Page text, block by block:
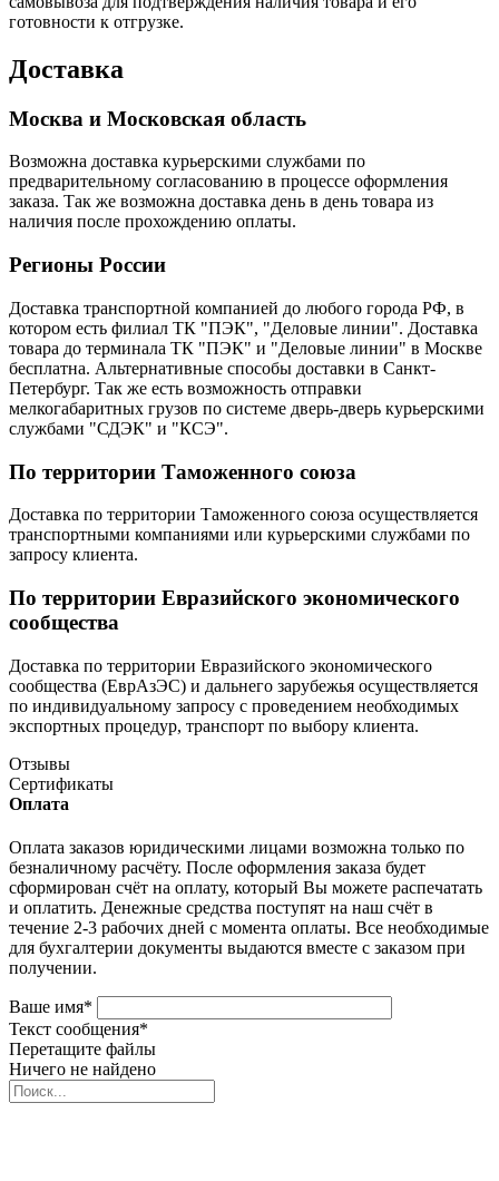
готовности к отгрузке.
Доставка
Москва и Московская область
Возможна доставка курьерскими службами по
предварительному согласованию в процессе оформления
заказа. Так же возможна доставка день в день товара из
наличия после прохождению оплаты.
Регионы России
Доставка транспортной компанией до любого города РФ, в
котором есть филиал ТК "ПЭК", "Деловые линии". Доставка
товара до терминала ТК "ПЭК" и "Деловые линии" в Москве
бесплатна. Альтернативные способы доставки в Санкт-
Петербург. Так же есть возможность отправки
мелкогабаритных грузов по системе дверь-дверь курьерскими
службами "СДЭК" и "КСЭ".
По территории Таможенного союза
Доставка по территории Таможенного союза осуществляется
транспортными компаниями или курьерскими службами по
запросу клиента.
По территории Евразийского экономического
сообщества
Доставка по территории Евразийского экономического
сообщества (ЕврАзЭС) и дальнего зарубежья осуществляется
по индивидуальному запросу с проведением необходимых
экспортных процедур, транспорт по выбору клиента.
Отзывы
Сертификаты
Оплата
Оплата заказов юридическими лицами возможна только по
безналичному расчёту. После оформления заказа будет
сформирован счёт на оплату, который Вы можете распечатать
и оплатить. Денежные средства поступят на наш счёт в
течение 2-3 рабочих дней с момента оплаты. Все необходимые
для бухгалтерии документы выдаются вместе с заказом при
получении.
Ваше имя*
Текст сообщения*
Перетащите файлы
Ничего не найдено